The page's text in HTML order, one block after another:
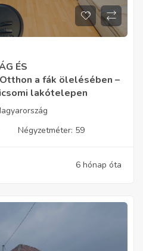
ÉS
Otthon a fák ölelésében –
lakótelepen
Négyzetméter: 59
6 hónap óta